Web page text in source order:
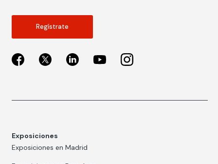
Regístrate
Exposiciones
Exposiciones en Madrid